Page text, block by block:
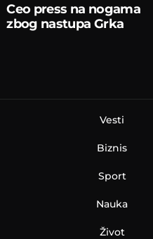
Ceo press na nogama
zbog nastupa Grka
Vesti
Biznis
Sport
Nauka
Život